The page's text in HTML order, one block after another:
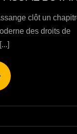
clôt un
des droits de